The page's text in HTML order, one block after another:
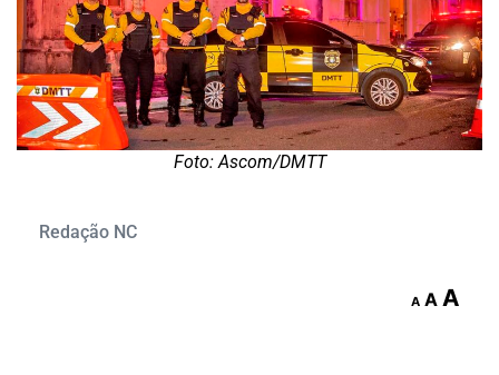
Foto: Ascom/DMTT
Redação NC
A A A